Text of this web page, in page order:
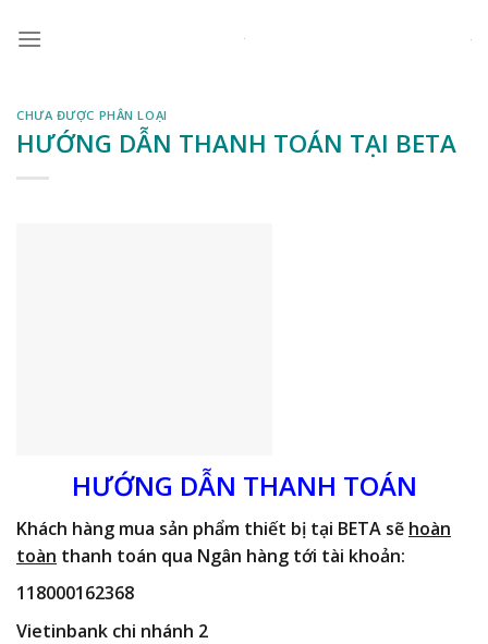
CHƯA ĐƯỢC PHÂN LOẠI
HƯỚNG DẪN THANH TOÁN TẠI BETA
HƯỚNG DẪN THANH TOÁN
Khách hàng mua sản phẩm thiết bị tại BETA sẽ hoàn
toàn thanh toán qua Ngân hàng tới tài khoản:
118000162368
Vietinbank chi nhánh 2